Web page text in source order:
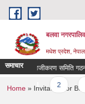
Skip to main content
बलवा
मधेश प्रदेश,
समाचारसहजीकरण समिति गठन
Pages
2 3
You are
Home» Invitation for Bids